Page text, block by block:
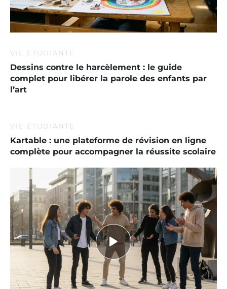
VIE ÉTUDIANTE
Dessins contre le harcèlement : le guide
complet pour libérer la parole des enfants par
l’art
VIE ÉTUDIANTE
Kartable : une plateforme de révision en ligne
complète pour accompagner la réussite scolaire